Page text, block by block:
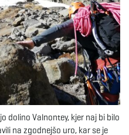
dolino Valnontey, kjer naj bi bilo
na zgodnejšo uro, kar se je